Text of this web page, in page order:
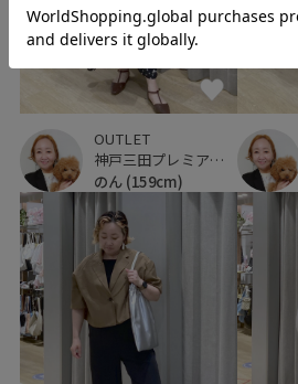
OUTLET
神戸三田プレミアム・アウトレット
のん (159cm)